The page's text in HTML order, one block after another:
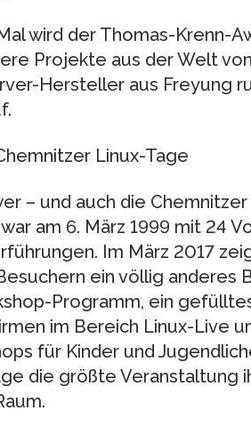
wird der Thomas-Krenn-
Projekte aus der Welt
Hersteller aus Freyung
Linux-Tage
– und auch die
am 6. März 1999 mit 24
Im März 2017
ein völlig anderes
Programm, ein
im Bereich Linux-Live
für Kinder und
die größte Veranstaltung